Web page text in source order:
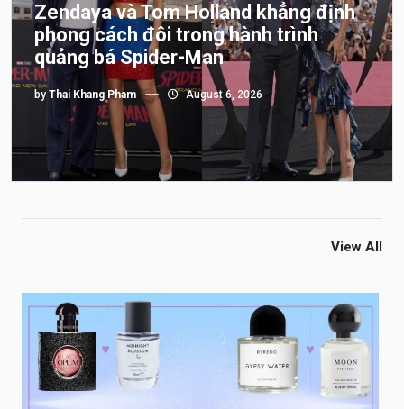
Zendaya và Tom Holland khẳng định
phong cách đôi trong hành trình
quảng bá Spider-Man
by Thai Khang Pham August 6, 2026
View All